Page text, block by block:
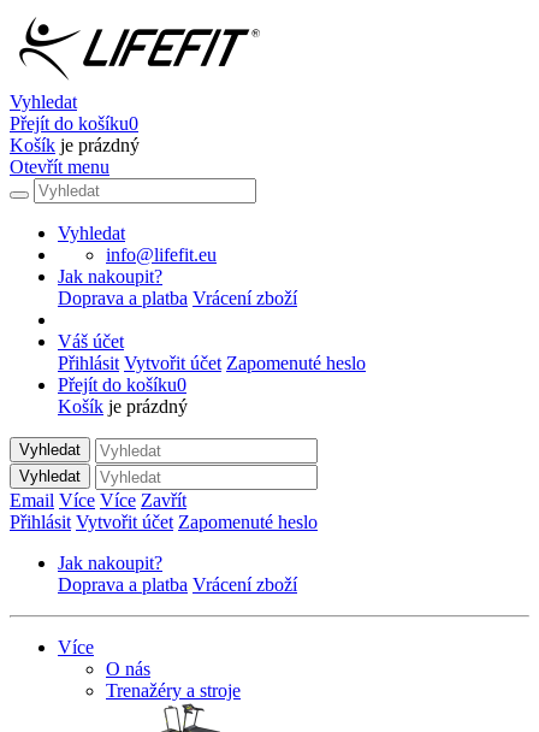
Vyhledat
Přejít do košíku0
Košík je prázdný
Otevřít menu
Vyhledat
info@lifefit.eu
Jak nakoupit?
Doprava a platba Vrácení zboží
Váš účet
Přihlásit Vytvořit účet Zapomenuté heslo
Přejít do košíku0
Košík je prázdný
Vyhledat
Vyhledat
Email Více Více Zavřít
Přihlásit Vytvořit účet Zapomenuté heslo
Jak nakoupit?
Doprava a platba Vrácení zboží
Více
O nás
Trenažéry a stroje